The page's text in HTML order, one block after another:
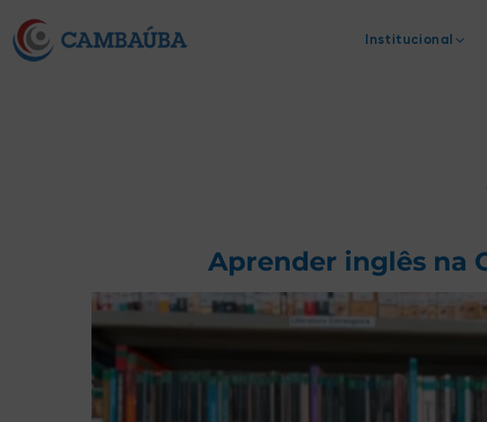
Aprender inglês na
Institucional